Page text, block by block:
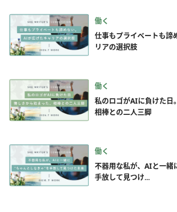
働く
仕事もプライベートも諦
リアの選択肢
働く
私のロゴがAIに負けた日
相棒との二人三脚
働く
不器用な私が、AIと一緒
手放して見つけ...